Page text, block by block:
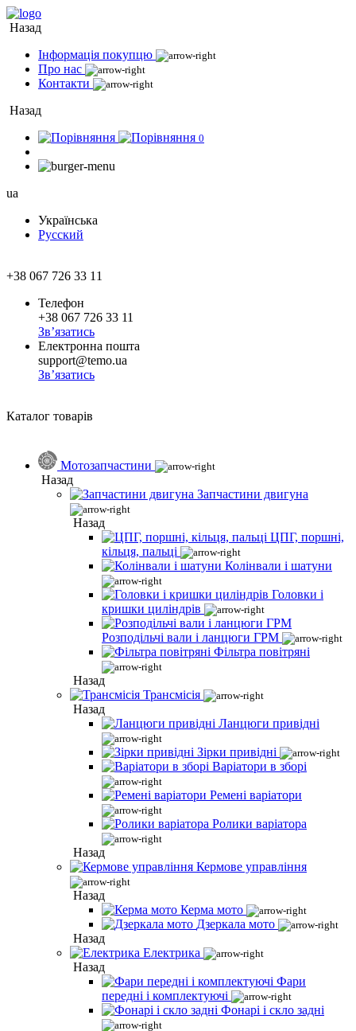
Назад
Інформація покупцю
Про нас
Контакти
Назад
0
ua
Українська
Русский
+38 067 726 33 11
Телефон
+38 067 726 33 11
Зв’язатись
Електронна пошта
support@temo.ua
Зв’язатись
Каталог товарів
Мотозапчастини
Назад
Запчастини двигуна
Назад
ЦПГ, поршні,
кільця, пальці
Колінвали і шатуни
Головки і
кришки циліндрів
Розподільчі вали і ланцюги ГРМ
Фільтра повітряні
Назад
Трансмісія
Назад
Ланцюги привідні
Зірки привідні
Варіатори в зборі
Ремені варіатори
Ролики варіатора
Назад
Кермове управління
Назад
Керма мото
Дзеркала мото
Назад
Електрика
Назад
Фари
передні і комплектуючі
Фонарі і скло задні